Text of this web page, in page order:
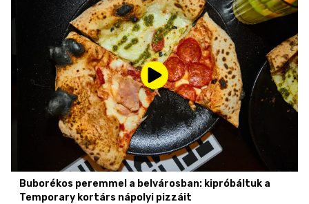
Buborékos peremmel a belvárosban: kipróbáltuk a
Temporary kortárs nápolyi pizzáit